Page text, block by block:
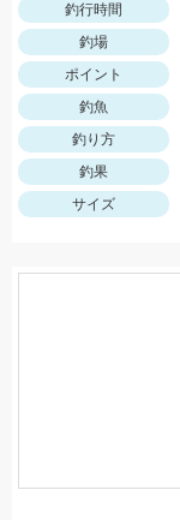
釣行時間
釣場
ポイント
釣魚
釣り方
釣果
サイズ